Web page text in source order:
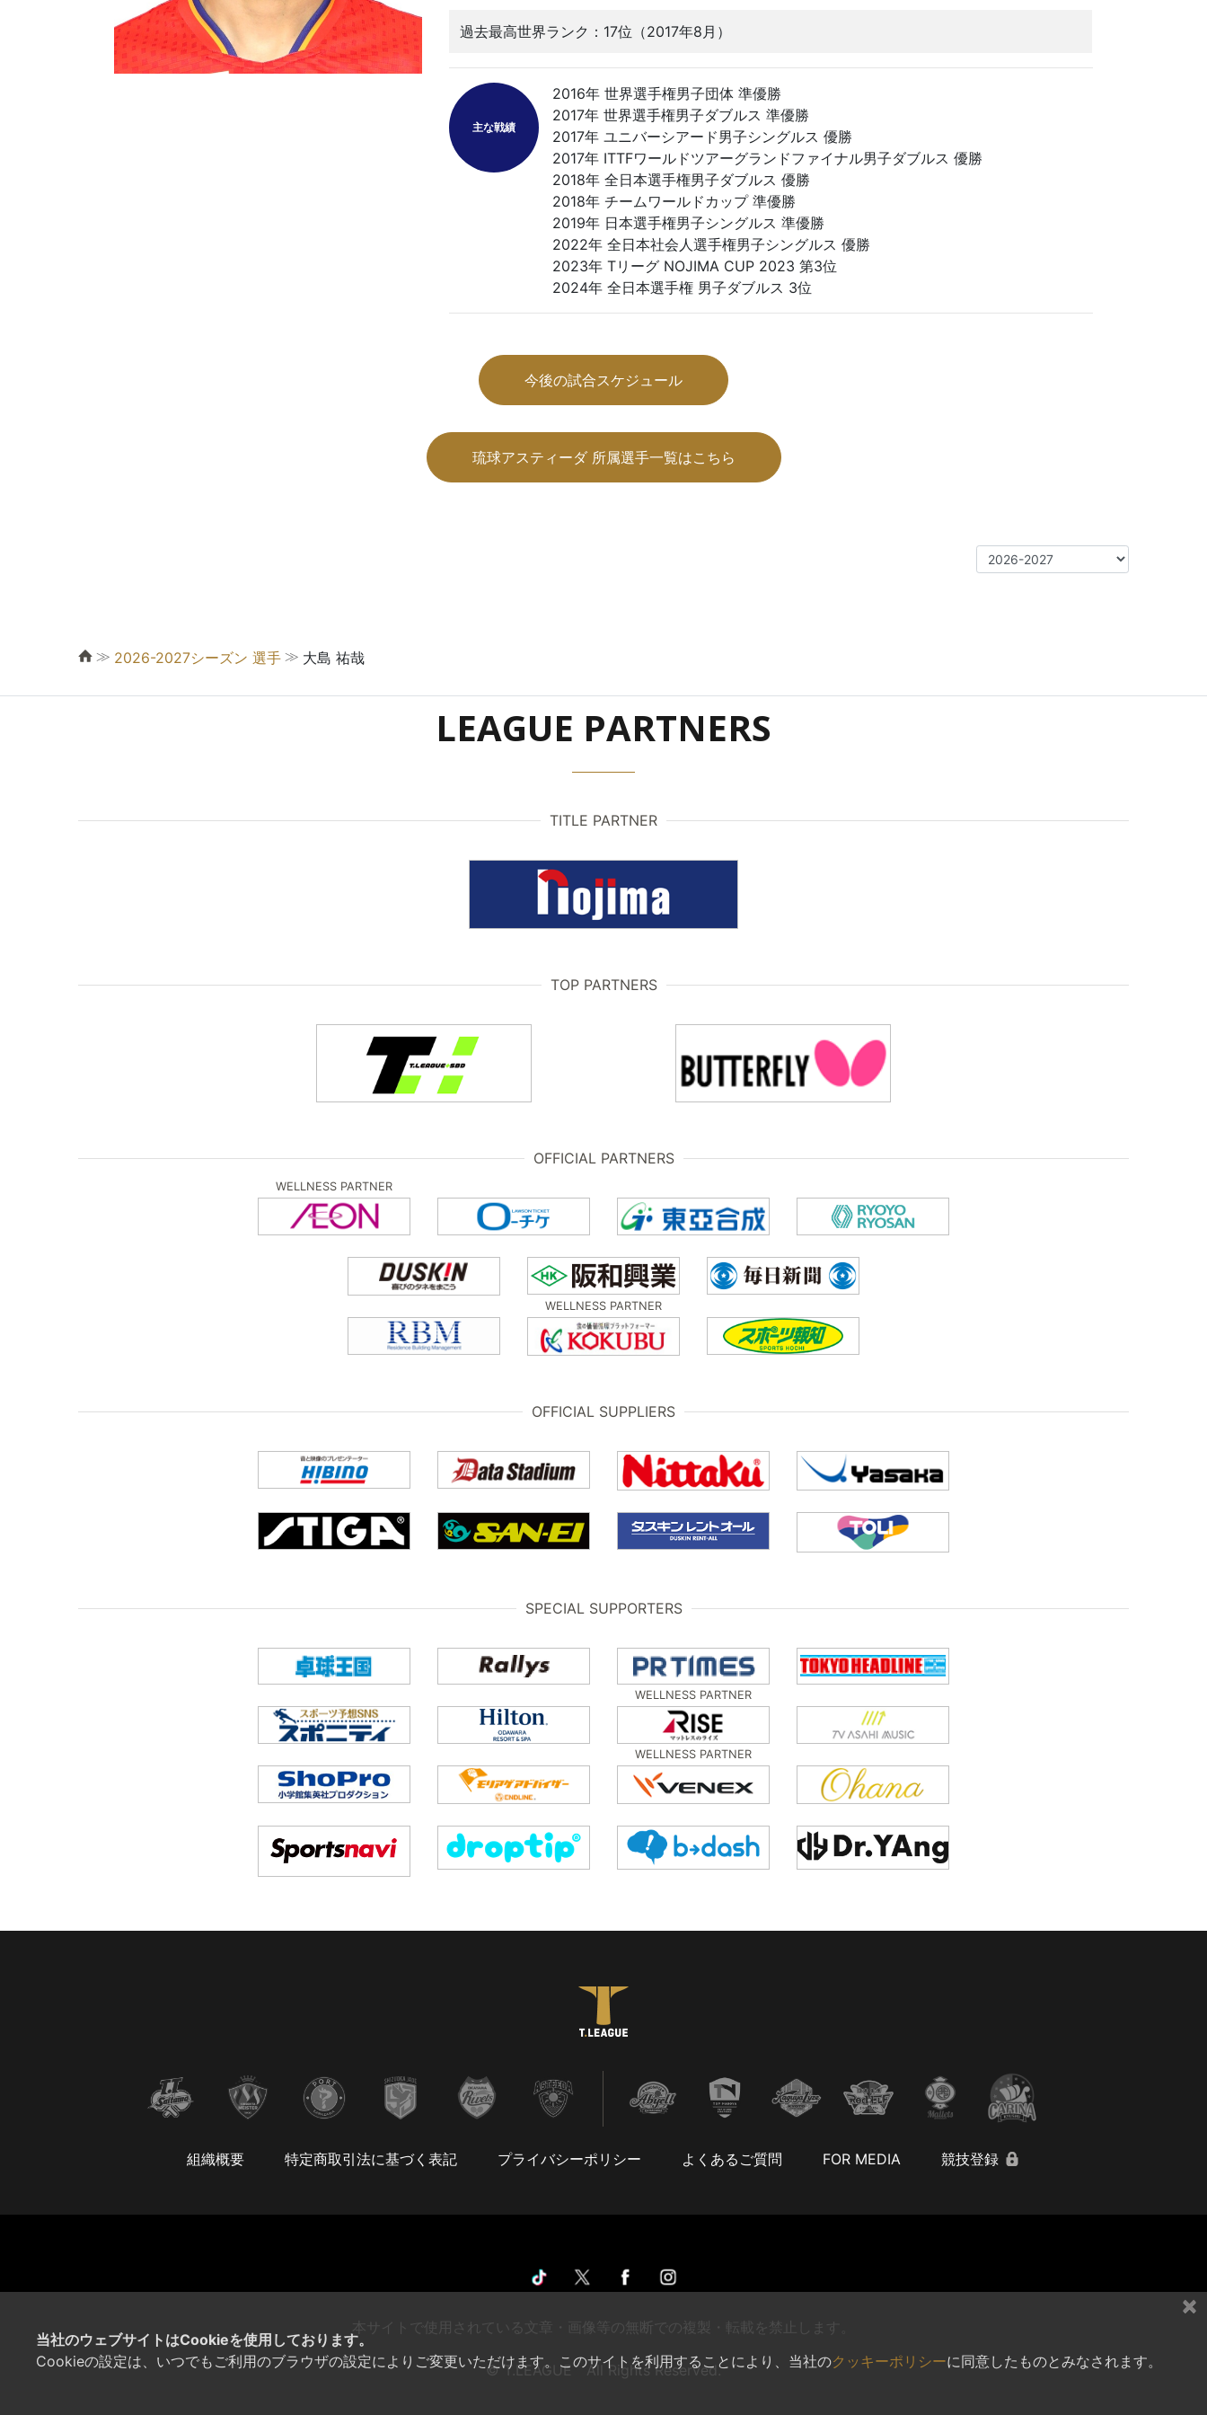
過去最高世界ランク：17位（2017年8月）
主な戦績
2016年 世界選手権男子団体 準優勝
2017年 世界選手権男子ダブルス 準優勝
2017年 ユニバーシアード男子シングルス 優勝
2017年 ITTFワールドツアーグランドファイナル男子ダブルス 優勝
2018年 全日本選手権男子ダブルス 優勝
2018年 チームワールドカップ 準優勝
2019年 日本選手権男子シングルス 準優勝
2022年 全日本社会人選手権男子シングルス 優勝
2023年 Tリーグ NOJIMA CUP 2023 第3位
2024年 全日本選手権 男子ダブルス 3位
今後の試合スケジュール
琉球アスティーダ 所属選手一覧はこちら
≫ 2026-2027シーズン 選手 ≫ 大島 祐哉
LEAGUE PARTNERS
TITLE PARTNER
TOP PARTNERS
OFFICIAL PARTNERS
WELLNESS PARTNER
WELLNESS PARTNER
OFFICIAL SUPPLIERS
SPECIAL SUPPORTERS
WELLNESS PARTNER
WELLNESS PARTNER
組織概要 特定商取引法に基づく表記 プライバシーポリシー よくあるご質問 FOR MEDIA 競技登録
本サイトで使用されている文章・画像等の無断での複製・転載を禁止します。
© T.LEAGUE All Rights Reserved.
×
当社のウェブサイトはCookieを使用しております。
Cookieの設定は、いつでもご利用のブラウザの設定によりご変更いただけます。このサイトを利用することにより、当社のクッキーポリシーに同意したものとみなされます。